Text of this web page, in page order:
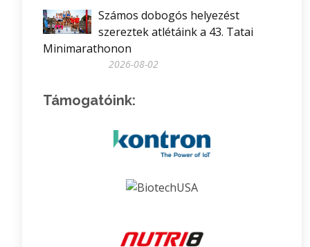
Számos dobogós helyezést
szereztek atlétáink a 43. Tatai
Minimarathonon
2026-08-02
Támogatóink: